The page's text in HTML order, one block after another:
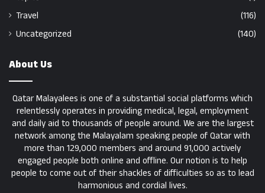
Travel
(116)
Uncategorized
(140)
About Us
Qatar Malayalees is one of a substantial social platforms which
relentlessly operates in providing medical, legal, employment
and daily aid to thousands of people around. We are the largest
network among the Malayalam speaking people of Qatar with
more than 129,000 members and around 91,000 actively
engaged people both online and offline. Our notion is to help
people to come out of their shackles of difficulties so as to lead
harmonious and cordial lives.